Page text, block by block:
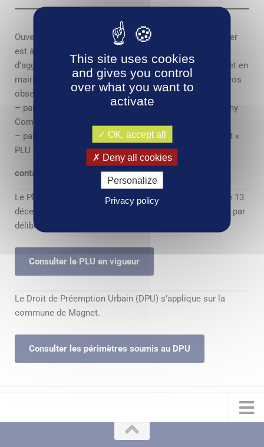
Ouverture de la concertation publique : un registre papier
est à votre disposition à l’hôtel
d’agglomération situé place Charles-de-Gaulle à Vichy et en
mairie de Magnet. Vous pouvez également soumettre vos
observations et propositions :
– par courrier adressé à l’attention du Président de Vichy
Communauté
– par mail à l’adresse suivante en mentionnant en objet «
PLU MAGNET » :
contact.amenagement@vichy-communaute.fr
Le Plan Local d’Urbanisme de Magnet a été approuvé le 13
décembre 2018 par le Conseil Communautaire, modifié par
délibération en date du 11 décembre 2025.
Consulter le PLU en vigueur
Le Droit de Préemption Urbain (DPU) s’applique sur la
commune de Magnet.
Consulter les périmètres soumis au DPU
This site uses cookies
and gives you control
over what you want to
activate
OK, accept all
Deny all cookies
Personalize
Privacy policy